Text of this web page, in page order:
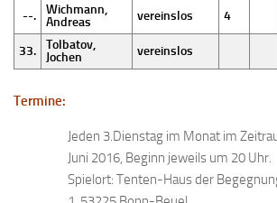
--.
Wichmann,
Andreas
vereinslos 4
33.
Tolbatov,
Jochen
vereinslos
Termine:
Jeden 3.Dienstag im Monat im
Juni 2016, Beginn jeweils um 20 Uhr.
Spielort: Tenten-Haus der